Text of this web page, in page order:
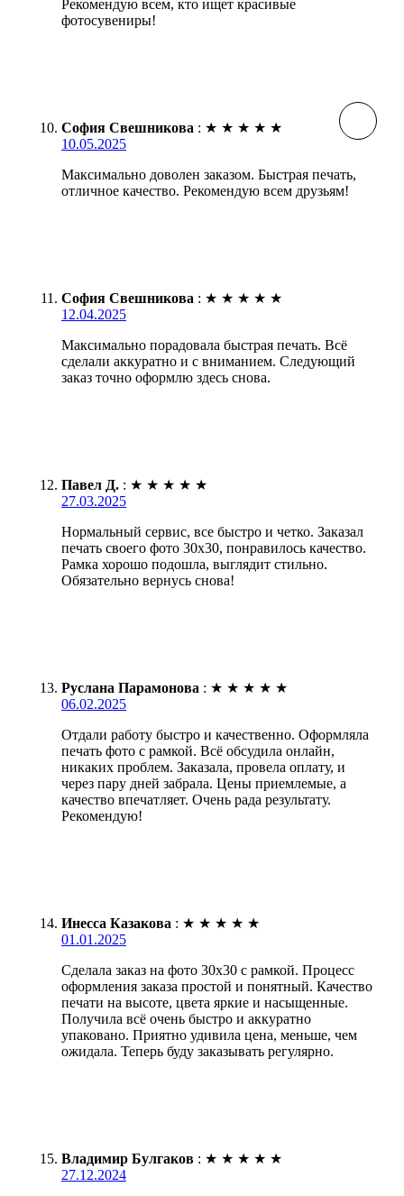
Рекомендую всем, кто ищет красивые
фотосувениры!
София Свешникова : ★ ★ ★ ★ ★
10.05.2025
Максимально доволен заказом. Быстрая печать,
отличное качество. Рекомендую всем друзьям!
София Свешникова : ★ ★ ★ ★ ★
12.04.2025
Максимально порадовала быстрая печать. Всё
сделали аккуратно и с вниманием. Следующий
заказ точно оформлю здесь снова.
Павел Д. : ★ ★ ★ ★ ★
27.03.2025
Нормальный сервис, все быстро и четко. Заказал
печать своего фото 30х30, понравилось качество.
Рамка хорошо подошла, выглядит стильно.
Обязательно вернусь снова!
Руслана Парамонова : ★ ★ ★ ★ ★
06.02.2025
Отдали работу быстро и качественно. Оформляла
печать фото с рамкой. Всё обсудила онлайн,
никаких проблем. Заказала, провела оплату, и
через пару дней забрала. Цены приемлемые, а
качество впечатляет. Очень рада результату.
Рекомендую!
Инесса Казакова : ★ ★ ★ ★ ★
01.01.2025
Сделала заказ на фото 30х30 с рамкой. Процесс
оформления заказа простой и понятный. Качество
печати на высоте, цвета яркие и насыщенные.
Получила всё очень быстро и аккуратно
упаковано. Приятно удивила цена, меньше, чем
ожидала. Теперь буду заказывать регулярно.
Владимир Булгаков : ★ ★ ★ ★ ★
27.12.2024